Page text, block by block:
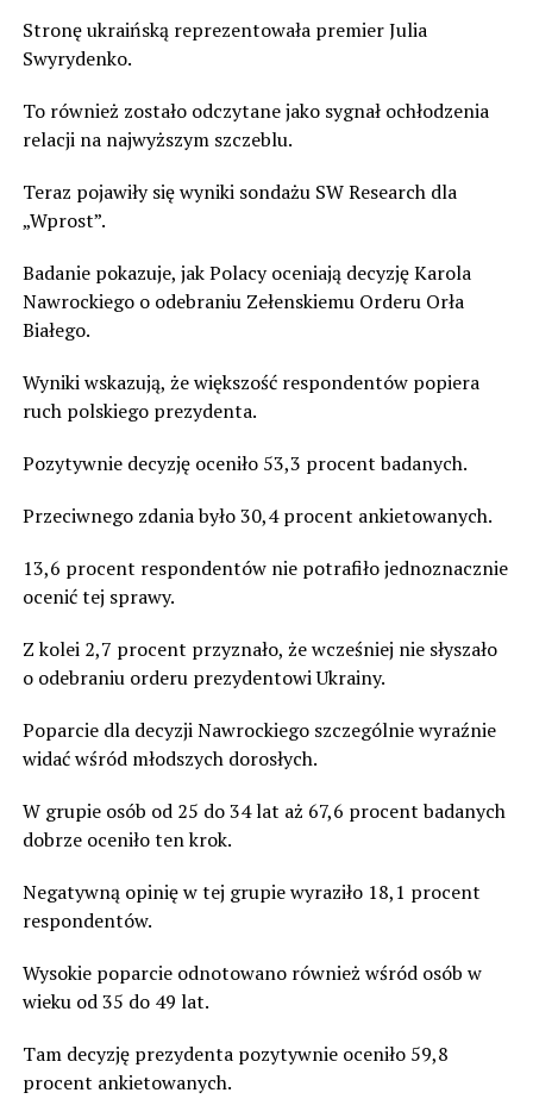
Stronę ukraińską reprezentowała premier Julia
Swyrydenko.
To również zostało odczytane jako sygnał ochłodzenia
relacji na najwyższym szczeblu.
Teraz pojawiły się wyniki sondażu SW Research dla
„Wprost”.
Badanie pokazuje, jak Polacy oceniają decyzję Karola
Nawrockiego o odebraniu Zełenskiemu Orderu Orła
Białego.
Wyniki wskazują, że większość respondentów popiera
ruch polskiego prezydenta.
Pozytywnie decyzję oceniło 53,3 procent badanych.
Przeciwnego zdania było 30,4 procent ankietowanych.
13,6 procent respondentów nie potrafiło jednoznacznie
ocenić tej sprawy.
Z kolei 2,7 procent przyznało, że wcześniej nie słyszało
o odebraniu orderu prezydentowi Ukrainy.
Poparcie dla decyzji Nawrockiego szczególnie wyraźnie
widać wśród młodszych dorosłych.
W grupie osób od 25 do 34 lat aż 67,6 procent badanych
dobrze oceniło ten krok.
Negatywną opinię w tej grupie wyraziło 18,1 procent
respondentów.
Wysokie poparcie odnotowano również wśród osób w
wieku od 35 do 49 lat.
Tam decyzję prezydenta pozytywnie oceniło 59,8
procent ankietowanych.